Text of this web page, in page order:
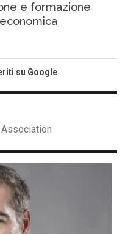
e formazione
su Google